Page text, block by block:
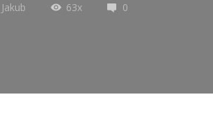
Jakub 63x 0